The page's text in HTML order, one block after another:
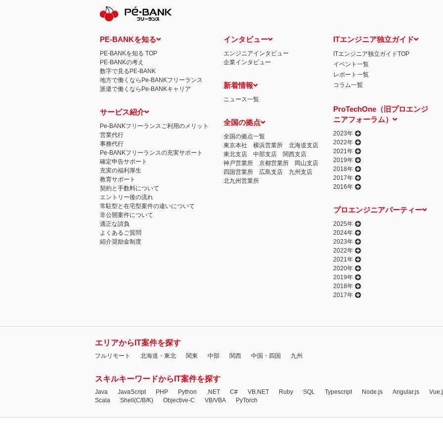
開示等に応ずる窓口は、下記 個人情報相談窓口になります。
認定個人情報保護団体の名称および、苦情の解決の申出先
苦情の解決の申出先
相談・苦情受付窓口
住所 〒108-0074 東京都港区高輪二丁目15番8号 グレイスビル泉岳寺前
TEL： 03-6311-7161 FAX： 03-4415-2032
本人が容易に認識できない方法による個人情報の取得
当ウェブサイトでは、広告配信事業者が提供するプログラムを利用し、特定のサイトにおいて行動ターゲティング広告（サ
心にあわせて広告を配信する広告手法）を行っております。 その際、ユーザーのサイト訪問履歴情報を採取するためCookie
別できるような情報は一切含まれておりません）。
個人情報の安全管理措置について
取得した個人情報については、漏洩、減失またはき損の防止と是正、その他個人情報の安全管理のために必要かつ適切な措置
当社の個人情報の取扱いに関する苦情、相談等の問合せ先
株式会社ＰＥ－ＢＡＮＫ 個人情報相談窓口
FAX：03-3446-4180
Email： privacy@mcea.co.jp
PE-BANKを知る
PE-BANKを知る TOP
PE-BANKの考え
数字で見るPE-BANK
地方で働くならPe-BANKフリーランス
派遣で働くならPe-BANKキャリア
サービス紹介
Pe-BANKフリーランスご利用のメリット
営業代行
事務代行
Pe-BANKフリーランスの充実サポート
確定申告サポート
充実の福利厚生
教育サポート
契約と手数料について
エントリー後の流れ
常駐型と在宅型案件の違いについて
非公開案件について
適正な請負
よくあるご質問
紹介奨励金制度
インタビュー
エンジニアインタビュー
企業インタビュー
新着情報
ニュース一覧
全国の拠点
全国の拠点一覧
東京本社
横浜営業所
北海道支店
東北支店
中部支店
関西支店
神戸営業所
京都営業所
岡山支店
四国営業所
広島支店
九州支店
北九州営業所
ITエンジニア独立ガイド
ITエンジニア独立ガイドTOP
イベント一覧
レポート一覧
コラム一覧
ProTechOne（旧プロエンジ
ニアフォーラム）
2023年
2022年
2021年
2019年
2018年
2017年
2016年
プロエンジニアパーティー
2025年
2024年
2023年
2022年
2021年
2020年
2019年
2018年
2017年
エリアからIT案件を探す
フルリモート 北海道・東北 関東 中部 関西 中国・四国 九州
スキルキーワードからIT案件を探す
Java JavaScript PHP Python .NET C# VB.NET Ruby SQL Typescript Node.js Angular.js
Scala
Shell(C/B/K) Objective-C VB/VBA PyTorch